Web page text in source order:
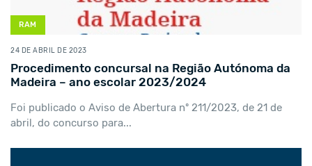
RAM
24 DE ABRIL DE 2023
Procedimento concursal na Região Autónoma da
Madeira – ano escolar 2023/2024
Foi publicado o Aviso de Abertura nº 211/2023, de 21 de
abril, do concurso para...